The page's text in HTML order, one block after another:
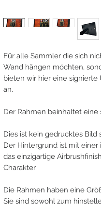
Für alle Sammler die sich
Wand hängen möchten,
bieten wir hier eine
an.
Der Rahmen beinhaltet
Dies ist kein gedrucktes
Der Hintergrund ist mit
das einzigartige
Charakter.
Die Rahmen haben eine
Sie sind sowohl zum